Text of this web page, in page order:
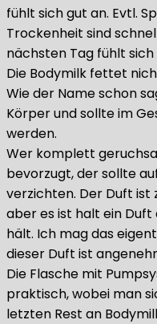
fühlt sich gut an. Evtl.
Trockenheit sind
nächsten Tag fühlt
Die Bodymilk fettet
Wie der Name schon
Körper und sollte im
werden.
Wer komplett
bevorzugt, der sollte
verzichten. Der Duft ist
aber es ist halt ein
hält. Ich mag das
dieser Duft ist
Die Flasche mit
praktisch, wobei man
letzten Rest an